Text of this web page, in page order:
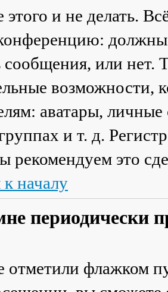
и не делать.
должны
сообщения, или нет.
возможности,
аватары,
и т. д.
рекомендуем это
началу
периодически
отметили флажком